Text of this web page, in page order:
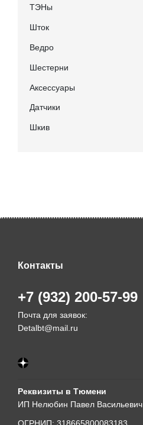
ТЭНы
Шток
Ведро
Шестерни
Аксессуары
Датчики
Шкив
Контакты
+7 (932) 200-57-99
Почта для заявок:
Detalbt@mail.ru
Реквизиты в Тюмени
ИП Нелюбин Павел Васильевич